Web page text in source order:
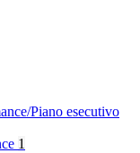
Piano esecutivo
1